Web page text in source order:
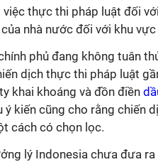
thực thi pháp luật đối
nhà nước đối với khu vực
phủ đang không tuân
dịch thực thi pháp luật
khai khoáng và đồn điền
kiến cũng cho rằng chiến
cách có chọn lọc.
lý Indonesia chưa đưa